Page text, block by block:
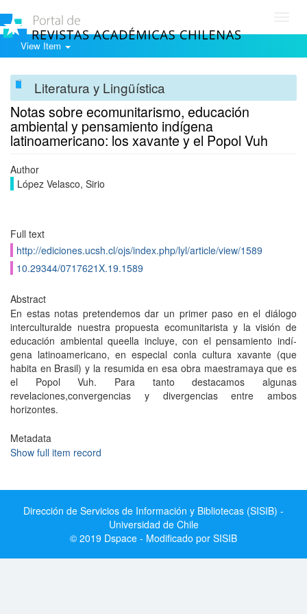
View Item
Literatura y Lingüística
Notas sobre ecomunitarismo, educación
ambiental y pensamiento indí­gena
latinoamericano: los xavante y el Popol Vuh
Author
López Velasco, Sirio
Full text
http://ediciones.ucsh.cl/ojs/index.php/lyl/article/view/1589
10.29344/0717621X.19.1589
Abstract
En estas notas pretendemos dar un primer paso en el diálogo
interculturalde nuestra propuesta ecomunitarista y la visión de
educación ambiental queella incluye, con el pensamiento indí­
gena latinoamericano, en especial conla cultura xavante (que
habita en Brasil) y la resumida en esa obra maestramaya que es
el Popol Vuh. Para tanto destacamos algunas
revelaciones,convergencias y divergencias entre ambos
horizontes.
Metadata
Show full item record
Dirección de Servicios de Información y Bibliotecas (SISIB) -
Universidad de Chile
© 2019 Dspace - Modificado por SISIB